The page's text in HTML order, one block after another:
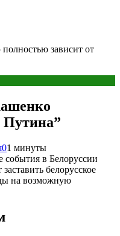
зависит от
Путина”
01 минуты
события в Белоруссии
белорусское
на возможную